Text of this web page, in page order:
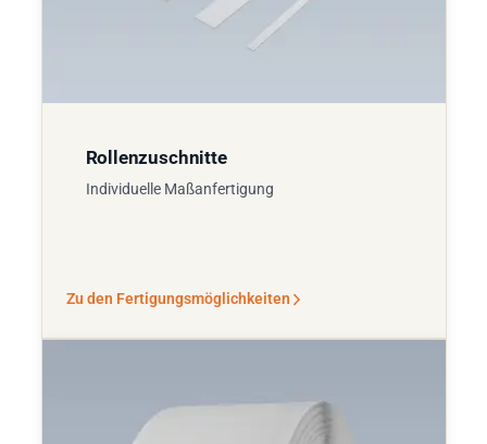
Rollenzuschnitte
Individuelle Maßanfertigung
Zu den Fertigungsmöglichkeiten